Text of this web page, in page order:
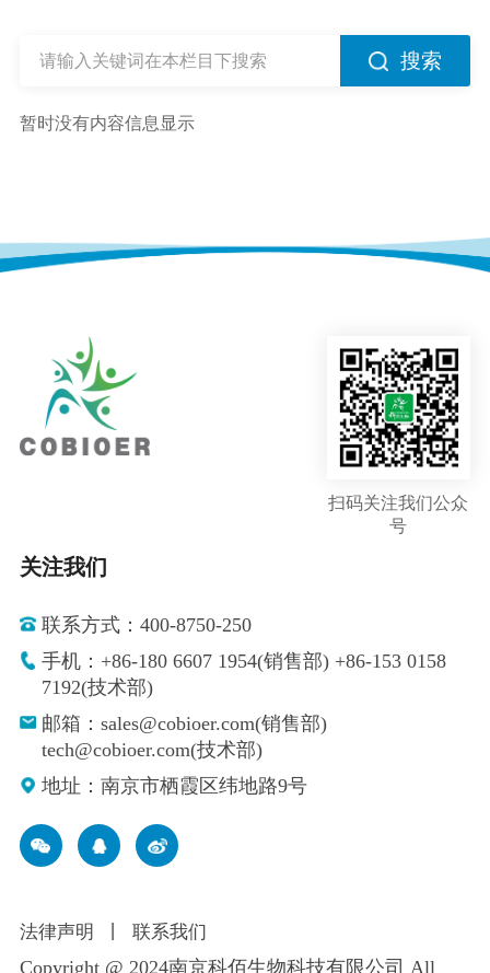
搜索
暂时没有内容信息显示
扫码关注我们公众
号
关注我们
联系方式：400-8750-250
手机：+86-180 6607 1954(销售部) +86-153 0158
7192(技术部)
邮箱：sales@cobioer.com(销售部)
tech@cobioer.com(技术部)
地址：南京市栖霞区纬地路9号
法律声明 联系我们
Copyright @ 2024南京科佰生物科技有限公司 All